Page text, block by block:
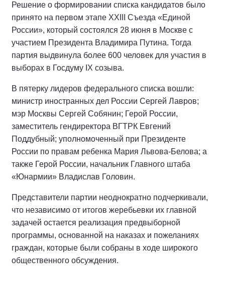
Решение о формировании списка кандидатов было
принято на первом этапе XXIII Съезда «Единой
России», который состоялся 28 июня в Москве с
участием Президента Владимира Путина. Тогда
партия выдвинула более 600 человек для участия в
выборах в Госдуму IX созыва.
В пятерку лидеров федерального списка вошли:
министр иностранных дел России Сергей Лавров;
мэр Москвы Сергей Собянин; Герой России,
заместитель гендиректора ВГТРК Евгений
Поддубный; уполномоченный при Президенте
России по правам ребенка Мария Львова-Белова; а
также Герой России, начальник Главного штаба
«Юнармии» Владислав Головин.
Представители партии неоднократно подчеркивали,
что независимо от итогов жеребьевки их главной
задачей остается реализация предвыборной
программы, основанной на наказах и пожеланиях
граждан, которые были собраны в ходе широкого
общественного обсуждения.